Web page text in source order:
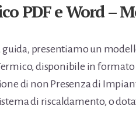
PDF e Word –
guida, presentiamo un
disponibile in
di non Presenza di
di riscaldamento, o